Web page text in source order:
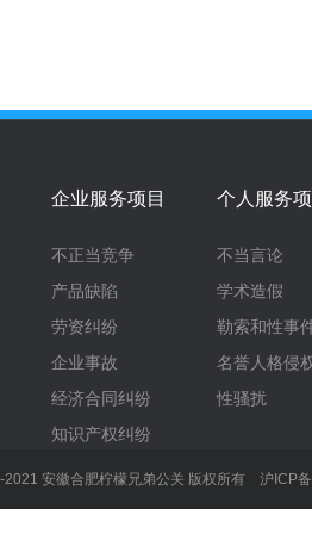
企业服务项目
不正当竞争
产品缺陷
劳资纠纷
企业事故
经济合同纠纷
知识产权纠纷
个人服务
不当言论
学术造假
勒索和性事
名誉人格侵
性骚扰
安徽合肥柠檬兄弟公关 版权所有 沪ICP